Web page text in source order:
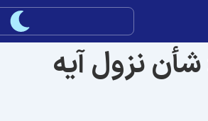
نزول آیه